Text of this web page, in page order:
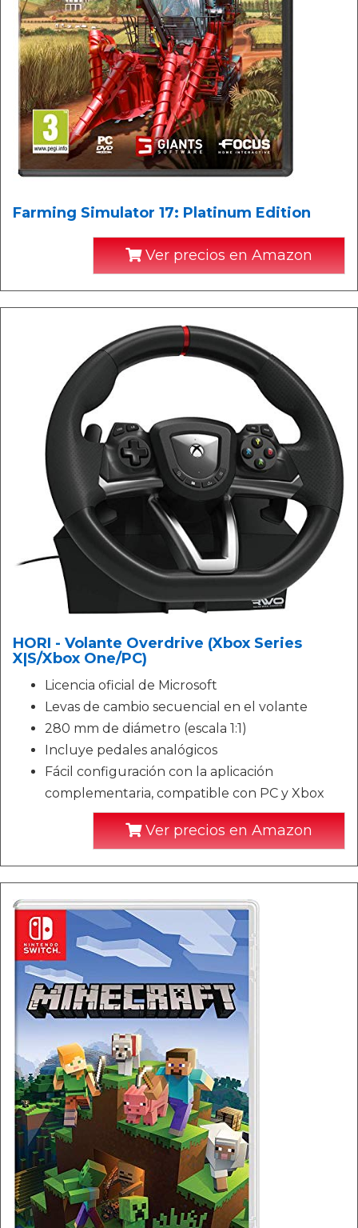
Farming Simulator 17: Platinum Edition
Ver precios en Amazon
HORI - Volante Overdrive (Xbox Series
X|S/Xbox One/PC)
Licencia oficial de Microsoft
Levas de cambio secuencial en el volante
280 mm de diámetro (escala 1:1)
Incluye pedales analógicos
Fácil configuración con la aplicación
complementaria, compatible con PC y Xbox
Ver precios en Amazon